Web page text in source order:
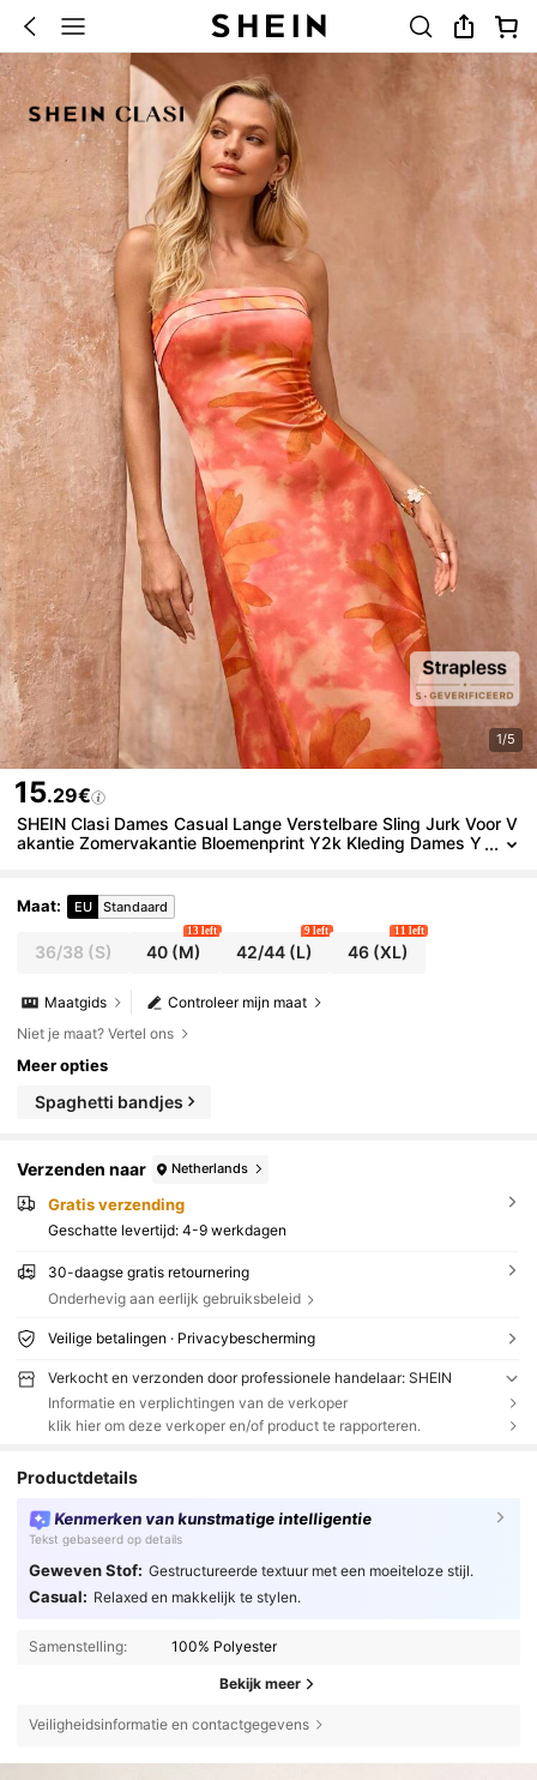
1/5
15.29€
SHEIN Clasi Dames Casual Lange Verstelbare Sling Jurk Voor V
akantie Zomervakantie Bloemenprint Y2k Kleding Dames Y
urk Voor Vrouwen Strand Outfits Voor Vrouwen Strandjurk Stra
ndvakantie Outfits Strand Essentials Feestjurk Pride Zeester Pa
illetten Jurk Vakantie Outfits Luchthaven Zomer Huwelijksreis V
rouw Jurk Voor Vrouwen Boho
Maat: EU Standaard
36/38 (S) 40 (M)
13 left
42/44(L)
9 left
46(XL)
11 left
Controleer mijn maat
Maatgids
Niet je maat? Vertel ons
Meer opties
Spaghetti bandjes
Verzenden naar Netherlands
Gratis verzending
Geschatte levertijd: 4-9 werkdagen
30-daagse gratis retournering
Onderhevig aan eerlijk gebruiksbeleid
Veilige betalingen · Privacybescherming
Verkocht en verzonden door professionele handelaar: SHEIN
Informatie en verplichtingen van de verkoper
klik hier om deze verkoper en/of product te rapporteren.
Productdetails
Kenmerken van kunstmatige intelligentie
Tekst gebaseerd op details
Geweven Stof: Gestructureerde textuur met een moeiteloze stijl.
Casual: Relaxed en makkelijk te stylen.
Samenstelling: 100% Polyester
Bekijk meer
Veiligheidsinformatie en contactgegevens